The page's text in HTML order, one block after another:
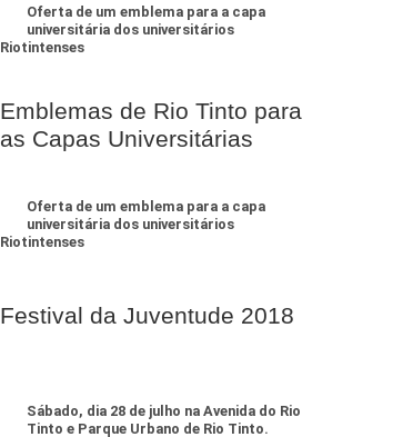
Oferta de um emblema para a capa
universitária dos universitários
Riotintenses
Emblemas de Rio Tinto para
as Capas Universitárias
Oferta de um emblema para a capa
universitária dos universitários
Riotintenses
Festival da Juventude 2018
Sábado, dia 28 de julho na Avenida do Rio
Tinto e Parque Urbano de Rio Tinto.